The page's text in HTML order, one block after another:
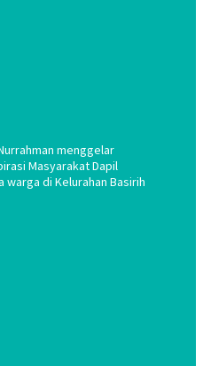
menggelar
Masyarakat Dapil
warga di Kelurahan Basirih